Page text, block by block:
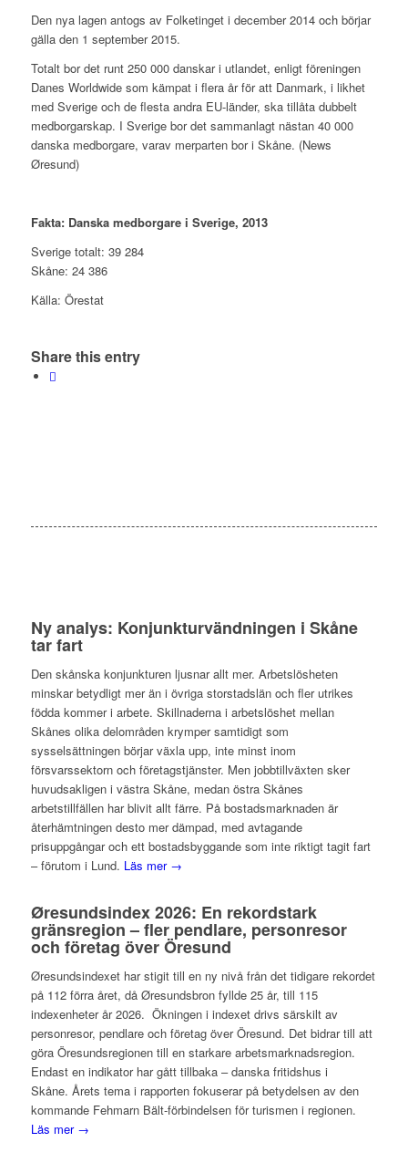
Den nya lagen antogs av Folketinget i december 2014 och börjar
gälla den 1 september 2015.
Totalt bor det runt 250 000 danskar i utlandet, enligt föreningen
Danes Worldwide som kämpat i flera år för att Danmark, i likhet
med Sverige och de flesta andra EU-länder, ska tillåta dubbelt
medborgarskap. I Sverige bor det sammanlagt nästan 40 000
danska medborgare, varav merparten bor i Skåne. (News
Øresund)
Fakta: Danska medborgare i Sverige, 2013
Sverige totalt: 39 284
Skåne: 24 386
Källa: Örestat
Share this entry
Ny analys: Konjunkturvändningen i Skåne
tar fart
Den skånska konjunkturen ljusnar allt mer. Arbetslösheten
minskar betydligt mer än i övriga storstadslän och fler utrikes
födda kommer i arbete. Skillnaderna i arbetslöshet mellan
Skånes olika delområden krymper samtidigt som
sysselsättningen börjar växla upp, inte minst inom
försvarssektorn och företagstjänster. Men jobbtillväxten sker
huvudsakligen i västra Skåne, medan östra Skånes
arbetstillfällen har blivit allt färre. På bostadsmarknaden är
återhämtningen desto mer dämpad, med avtagande
prisuppgångar och ett bostadsbyggande som inte riktigt tagit fart
– förutom i Lund. Läs mer →
Øresundsindex 2026: En rekordstark
gränsregion – fler pendlare, personresor
och företag över Öresund
Øresundsindexet har stigit till en ny nivå från det tidigare rekordet
på 112 förra året, då Øresundsbron fyllde 25 år, till 115
indexenheter år 2026. Ökningen i indexet drivs särskilt av
personresor, pendlare och företag över Öresund. Det bidrar till att
göra Öresundsregionen till en starkare arbetsmarknadsregion.
Endast en indikator har gått tillbaka – danska fritidshus i
Skåne. Årets tema i rapporten fokuserar på betydelsen av den
kommande Fehmarn Bält-förbindelsen för turismen i regionen.
Läs mer →